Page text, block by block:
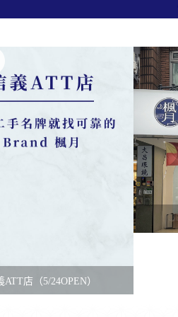
ATT店（5/24OPEN）